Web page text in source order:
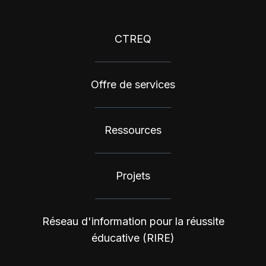
CTREQ
Offre de services
Ressources
Projets
Réseau d'information pour la réussite
éducative (RIRE)